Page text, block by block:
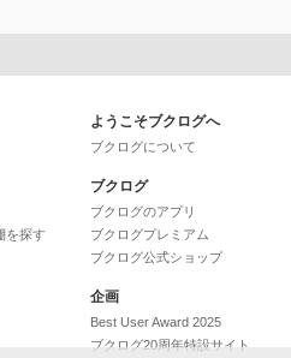
を探す
ようこそブクログへ
ブクログについて
ブクログ
ブクログのアプリ
ブクログプレミアム
ブクログ公式ショップ
企画
Best User Award 2025
ブクログ20周年特設サイト